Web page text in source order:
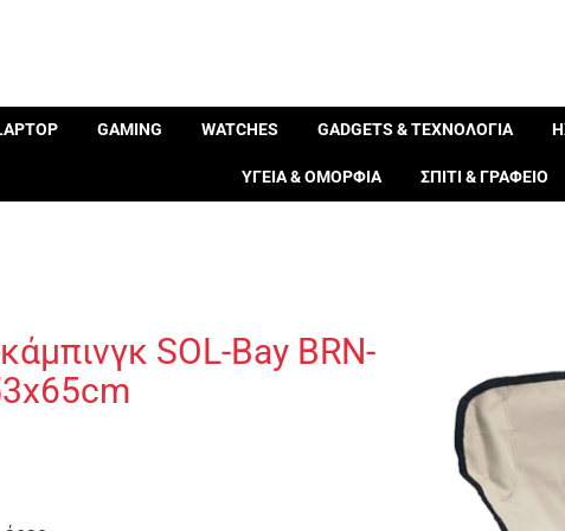
GAMING WATCHES GADGETS & ΤΕΧΝΟΛΟΓΙΑ
ΥΓΕΙΑ & ΟΜΟΡΦΙΑ ΣΠΙΤΙ & ΓΡΑΦΕΙΟ
SOL-Bay BRN-